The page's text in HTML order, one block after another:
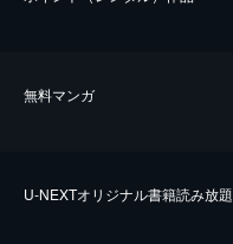
無料マンガ
U-NEXTオリジナル書籍読み放題